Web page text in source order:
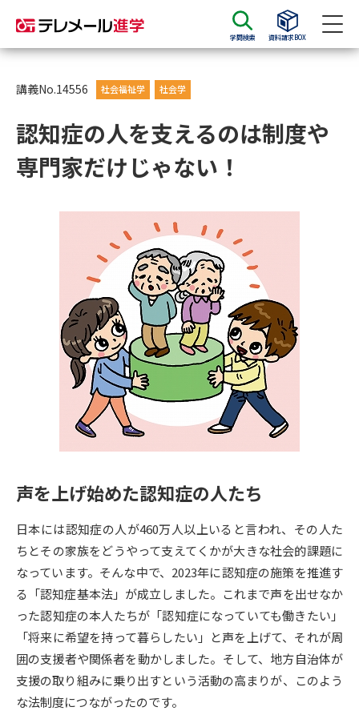
学問検索 資料請求BOX
資料請求
大学・短大の資料種類から請求
総合型選抜・学校推薦型選抜 募
大学入学共通テスト利用選抜の
募集要項＆願書
大学・短大以外の資料から請求
専門学校の資料請求 大学院の資料請求
留学・進学関連、塾・予備校
大学入学共通テスト「受験案
内」の請求
大学入学共通テスト「受験上の
配慮案内」の請求
高等学校卒業程度認定試験
幼稚園教員資格認定試験 小学校教員資格認定試験
高等学校（情報）教員資格認定
試験
大学研究 大学検索
大学で学べる内容や特徴を調べる
新増設大学・学部・学科特集
講義No.14556 社会福祉学 社会学
認知症の人を支えるのは制度や
専門家だけじゃない！
声を上げ始めた認知症の人たち
日本には認知症の人が460万人以上いると言われ、その人た
ちとその家族をどうやって支えてくかが大きな社会的課題に
なっています。そんな中で、2023年に認知症の施策を推進す
る「認知症基本法」が成立しました。これまで声を出せなか
った認知症の本人たちが「認知症になっていても働きたい」
「将来に希望を持って暮らしたい」と声を上げて、それが周
囲の支援者や関係者を動かしました。そして、地方自治体が
支援の取り組みに乗り出すという活動の高まりが、このよう
な法制度につながったのです。